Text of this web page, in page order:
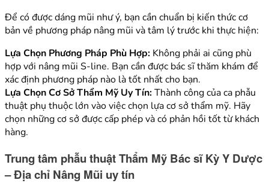
Để có được dáng mũi như ý, bạn cần chuẩn bị kiến thức cơ
bản về phương pháp nâng mũi và tâm lý trước khi thực hiện:
Lựa Chọn Phương Pháp Phù Hợp: Không phải ai cũng phù
hợp với nâng mũi S-line. Bạn cần được bác sĩ thăm khám để
xác định phương pháp nào là tốt nhất cho bạn.
Lựa Chọn Cơ Sở Thẩm Mỹ Uy Tín:Thành công của ca phẫu
thuật phụ thuộc lớn vào việc chọn lựa cơ sở thẩm mỹ. Hãy
chọn những cơ sở được cấp phép và có phản hồi tốt từ khách
hàng.
Trung tâm phẫu thuật Thẩm Mỹ Bác sĩ Kỳ Y Dược
– Địa chỉ Nâng Mũi uy tín